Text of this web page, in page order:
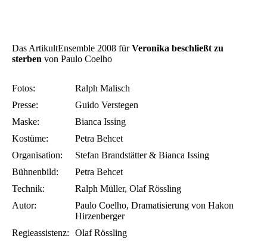
Das ArtikultEnsemble 2008 fürVeronika beschließt zu
sterben von Paulo Coelho
Fotos:
Ralph Malisch
Presse:
Guido Verstegen
Maske:
Bianca Issing
Kostüme:
Petra Behcet
Organisation:
Stefan Brandstätter & Bianca Issing
Bühnenbild:
Petra Behcet
Technik:
Ralph Müller, Olaf Rössling
Autor:
Paulo Coelho, Dramatisierung von Hakon
Hirzenberger
Regieassistenz:
Olaf Rössling